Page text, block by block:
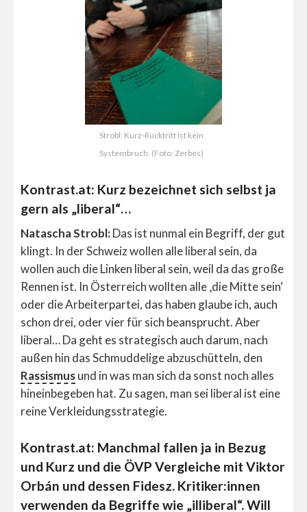
Strobl: Kurz-Rücktritt ist kein
Systembruch. (Foto: Zerbes)
Kontrast.at: Kurz bezeichnet sich selbst ja
gern als „liberal“…
Natascha Strobl:Das ist nunmal ein Begriff, der gut
klingt. In der Schweiz wollen alle liberal sein, da
wollen auch die Linken liberal sein, weil da das große
Rennen ist. In Österreich wollten alle ‚die Mitte sein‘
oder die Arbeiterpartei, das haben glaube ich, auch
schon drei, oder vier für sich beansprucht. Aber
liberal… Da geht es strategisch auch darum, nach
außen hin das Schmuddelige abzuschütteln, den
Rassismusund in was man sich da sonst noch alles
hineinbegeben hat. Zu sagen, man sei liberal ist eine
reine Verkleidungsstrategie.
Kontrast.at: Manchmal fallen ja in Bezug
und Kurz und die ÖVP Vergleiche mit Viktor
Orbán und dessen Fidesz. Kritiker:innen
verwenden da Begriffe wie „illiberal“. Will